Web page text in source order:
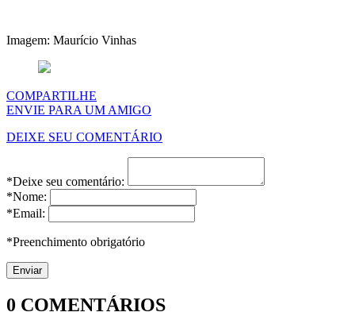
Imagem: Maurício Vinhas
COMPARTILHE
ENVIE PARA UM AMIGO
DEIXE SEU COMENTÁRIO
*Deixe seu comentário:
*Nome:
*Email:
*Preenchimento obrigatório
0 COMENTÁRIOS